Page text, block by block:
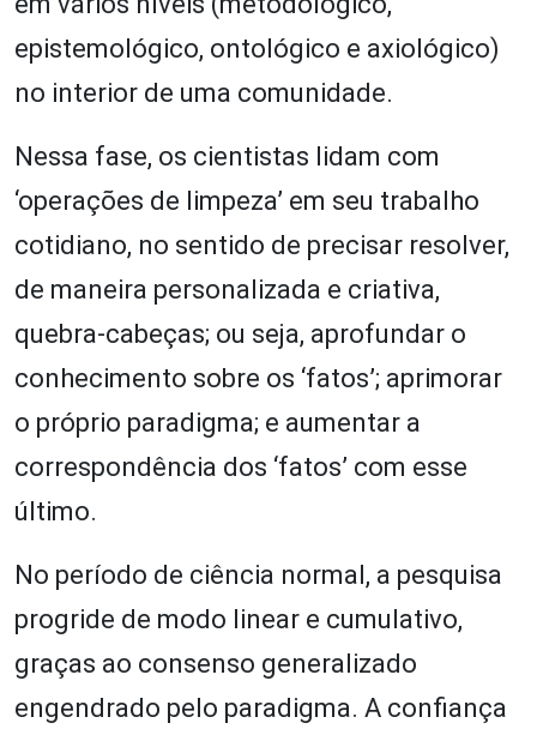
epistemológico, ontológico e axiológico)
no interior de uma comunidade.
Nessa fase, os cientistas lidam com
‘operações de limpeza’ em seu trabalho
cotidiano, no sentido de precisar resolver,
de maneira personalizada e criativa,
quebra-cabeças; ou seja, aprofundar o
conhecimento sobre os ‘fatos’; aprimorar
o próprio paradigma; e aumentar a
correspondência dos ‘fatos’ com esse
último.
No período de ciência normal, a pesquisa
progride de modo linear e cumulativo,
graças ao consenso generalizado
engendrado pelo paradigma. A confiança